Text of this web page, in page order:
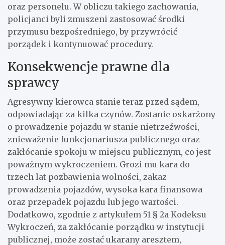
oraz personelu. W obliczu takiego zachowania,
policjanci byli zmuszeni zastosować środki
przymusu bezpośredniego, by przywrócić
porządek i kontynuować procedury.
Konsekwencje prawne dla
sprawcy
Agresywny kierowca stanie teraz przed sądem,
odpowiadając za kilka czynów. Zostanie oskarżony
o prowadzenie pojazdu w stanie nietrzeźwości,
znieważenie funkcjonariusza publicznego oraz
zakłócanie spokoju w miejscu publicznym, co jest
poważnym wykroczeniem. Grozi mu kara do
trzech lat pozbawienia wolności, zakaz
prowadzenia pojazdów, wysoka kara finansowa
oraz przepadek pojazdu lub jego wartości.
Dodatkowo, zgodnie z artykułem 51 § 2a Kodeksu
Wykroczeń, za zakłócanie porządku w instytucji
publicznej, może zostać ukarany aresztem,